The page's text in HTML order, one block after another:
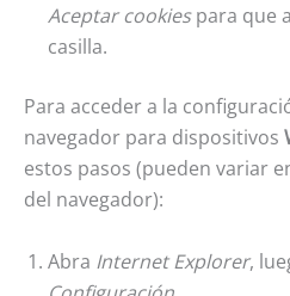
Aceptar cookiespara que
casilla.
Para acceder a la
navegador para dispositivos
estos pasos (pueden variar
del navegador):
Abra Internet Explorer,